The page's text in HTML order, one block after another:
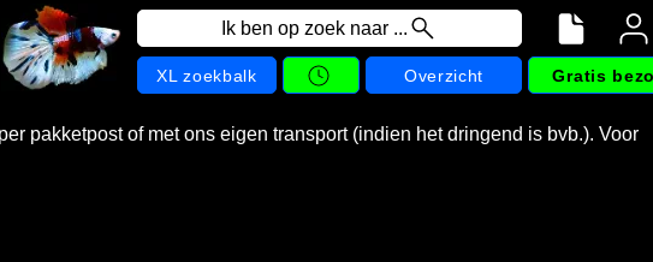
Ik ben op zoek naar ...
XL zoekbalk Overzicht Gratis
pakketpost of met ons eigen transport (indien het dringend is bvb.). Voor